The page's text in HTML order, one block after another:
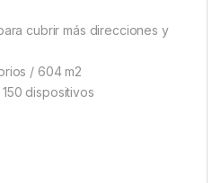
cubrir más direcciones y
/ 604 m2
dispositivos